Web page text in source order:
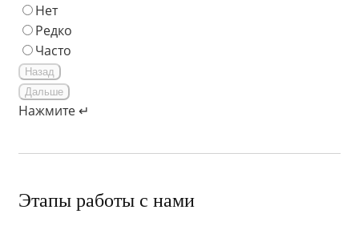
Нет
Редко
Часто
Назад
Дальше
Нажмите ↵
Этапы работы с нами